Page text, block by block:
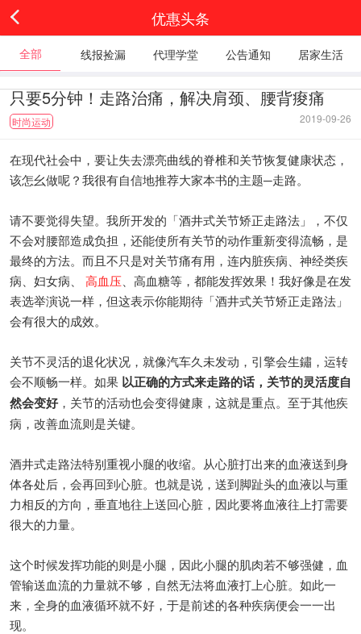
优惠头条
全部 线报捡漏 代理学堂 公告通知 居家生活
只要5分钟！走路治痛，解决肩颈、腰背痠痛
时尚运动 2019-09-26
在现代社会中，要让失去漂亮曲线的脊椎和关节恢复健康状态，
该怎幺做呢？我很有自信地推荐大家本书的主题─走路。
请不要觉得失望。我所开发的「酒井式关节矫正走路法」，不仅
不会对腰部造成负担，还能使所有关节的动作重新变得流畅，是
最终的方法。而且不只是对关节痛有用，连内脏疾病、神经类疾
病、妇女病、 高血压 、高血糖等，都能发挥效果！我好像是在发
表选举演说一样，但这表示你能期待「酒井式关节矫正走路法」
会有很大的成效。
关节不灵活的退化状况，就像汽车久未发动，引擎会生鏽，运转
会不顺畅一样。如果 以正确的方式来走路的话，关节的灵活度自
然会变好，关节的活动也会变得健康，这就是重点。至于其他疾
病，改善血流则是关键。
酒井式走路法特别重视小腿的收缩。从心脏打出来的血液送到身
体各处后，会再回到心脏。也就是说，送到脚趾头的血液以与重
力相反的方向，垂直地往上送回心脏，因此要将血液往上打需要
很大的力量。
这个时候发挥功能的则是小腿，因此小腿的肌肉若不够强健，血
管输送血流的力量就不够，自然无法将血液打上心脏。如此一
来，全身的血液循环就不好，于是前述的各种疾病便会一一出
现。